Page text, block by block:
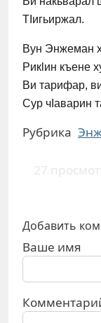
ТIигьиржал.
Вун Энжеман
Рикӏин къене
Ви тарифар,
Сур чIаварин
Рубрика
27
Добавить
Ваше имя